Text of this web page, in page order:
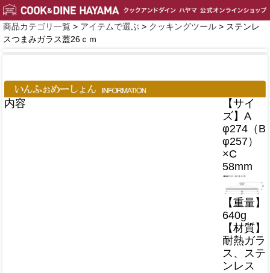
商品カテゴリ一覧 > アイテムで選ぶ > クッキングツール > ステンレ
スつまみガラス蓋26ｃｍ
内容
【サイ
ズ】A
φ274（B
φ257）
×C
58mm
【重量】
640g
【材質】
耐熱ガラ
ス、ステ
ンレス